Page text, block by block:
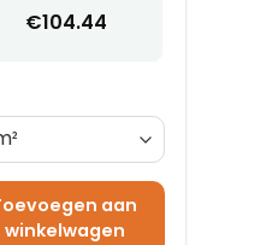
€104.44
200 m - 60 g/m² aantal
aan
winkelwagen